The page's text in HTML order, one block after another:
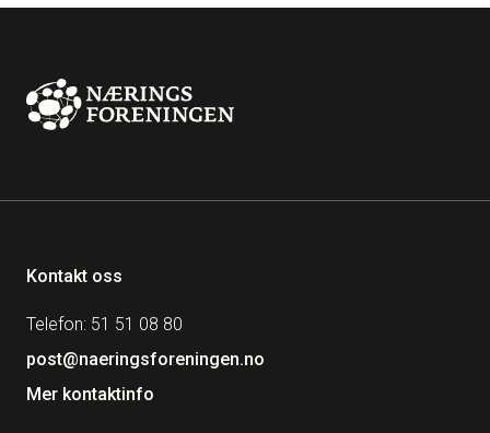
Kontakt oss
Telefon: 51 51 08 80
post@naeringsforeningen.no
Mer kontaktinfo